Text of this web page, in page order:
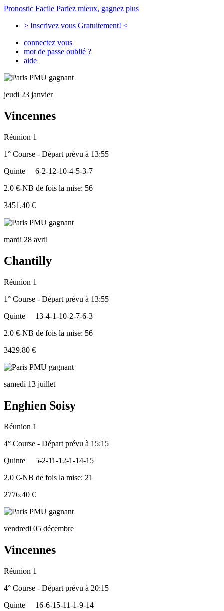
Pronostic Facile Pariez mieux, gagnez plus
> Inscrivez vous Gratuitement! <
connectez vous
mot de passe oublié ?
aide
jeudi 23 janvier
Vincennes
Réunion 1
1° Course - Départ prévu à 13:55
Quinte
6-2-12-10-4-5-3-7
2.0 €-NB de fois la mise: 56
3451.40 €
mardi 28 avril
Chantilly
Réunion 1
1° Course - Départ prévu à 13:55
Quinte
13-4-1-10-2-7-6-3
2.0 €-NB de fois la mise: 56
3429.80 €
samedi 13 juillet
Enghien Soisy
Réunion 1
4° Course - Départ prévu à 15:15
Quinte
5-2-11-12-1-14-15
2.0 €-NB de fois la mise: 21
2776.40 €
vendredi 05 décembre
Vincennes
Réunion 1
4° Course - Départ prévu à 20:15
Quinte
16-6-15-11-1-9-14